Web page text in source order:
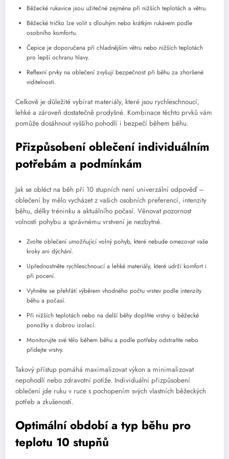
Běžecké rukavice jsou užitečné zejména při nižších teplotách a větru.
Běžecké tričko lze volit s dlouhým nebo krátkým rukávem podle
osobního komfortu.
Čepice je doporučena při chladnějším větru nebo nižších teplotách
pro lepší ochranu hlavy.
Reflexní prvky na oblečení zvyšují bezpečnost při běhu za zhoršené
viditelnosti.
Celkově je důležité vybírat materiály, které jsou rychleschnoucí,
lehké a zároveň dostatečně prodyšné. Kombinace těchto prvků vám
pomůže dosáhnout vyššího pohodlí i bezpečí během běhu.
Přizpůsobení oblečení individuálním
potřebám a podmínkám
Jak se obléct na běh při 10 stupních není univerzální odpověď –
oblečení by mělo vycházet z vašich osobních preferencí, intenzity
běhu, délky tréninku a aktuálního počasí. Věnovat pozornost
volnosti pohybu a správnému vrstvení je nezbytné.
Zvolte oblečení umožňující volný pohyb, které nebude omezovat vaše
kroky ani dýchání.
Upřednostněte rychleschnoucí a lehké materiály, které udrží komfort i
při pocení.
Vyhněte se přehřátí výběrem vhodného počtu vrstev podle intenzity
běhu a počasí.
Při nižších teplotách nebo na delší běhy doplňte vrstvy o běžecké
ponožky s dobrou izolací.
Monitorujte své tělo během běhu a podle potřeby odstraňte nebo
přidejte vrstvy.
Takový přístup pomáhá maximalizovat výkon a minimalizovat
nepohodlí nebo zdravotní potíže. Individuální přizpůsobení
oblečení jde ruku v ruce s pochopením svých vlastních běžeckých
potřeb a zkušeností.
Optimální období a typ běhu pro
teplotu 10 stupňů